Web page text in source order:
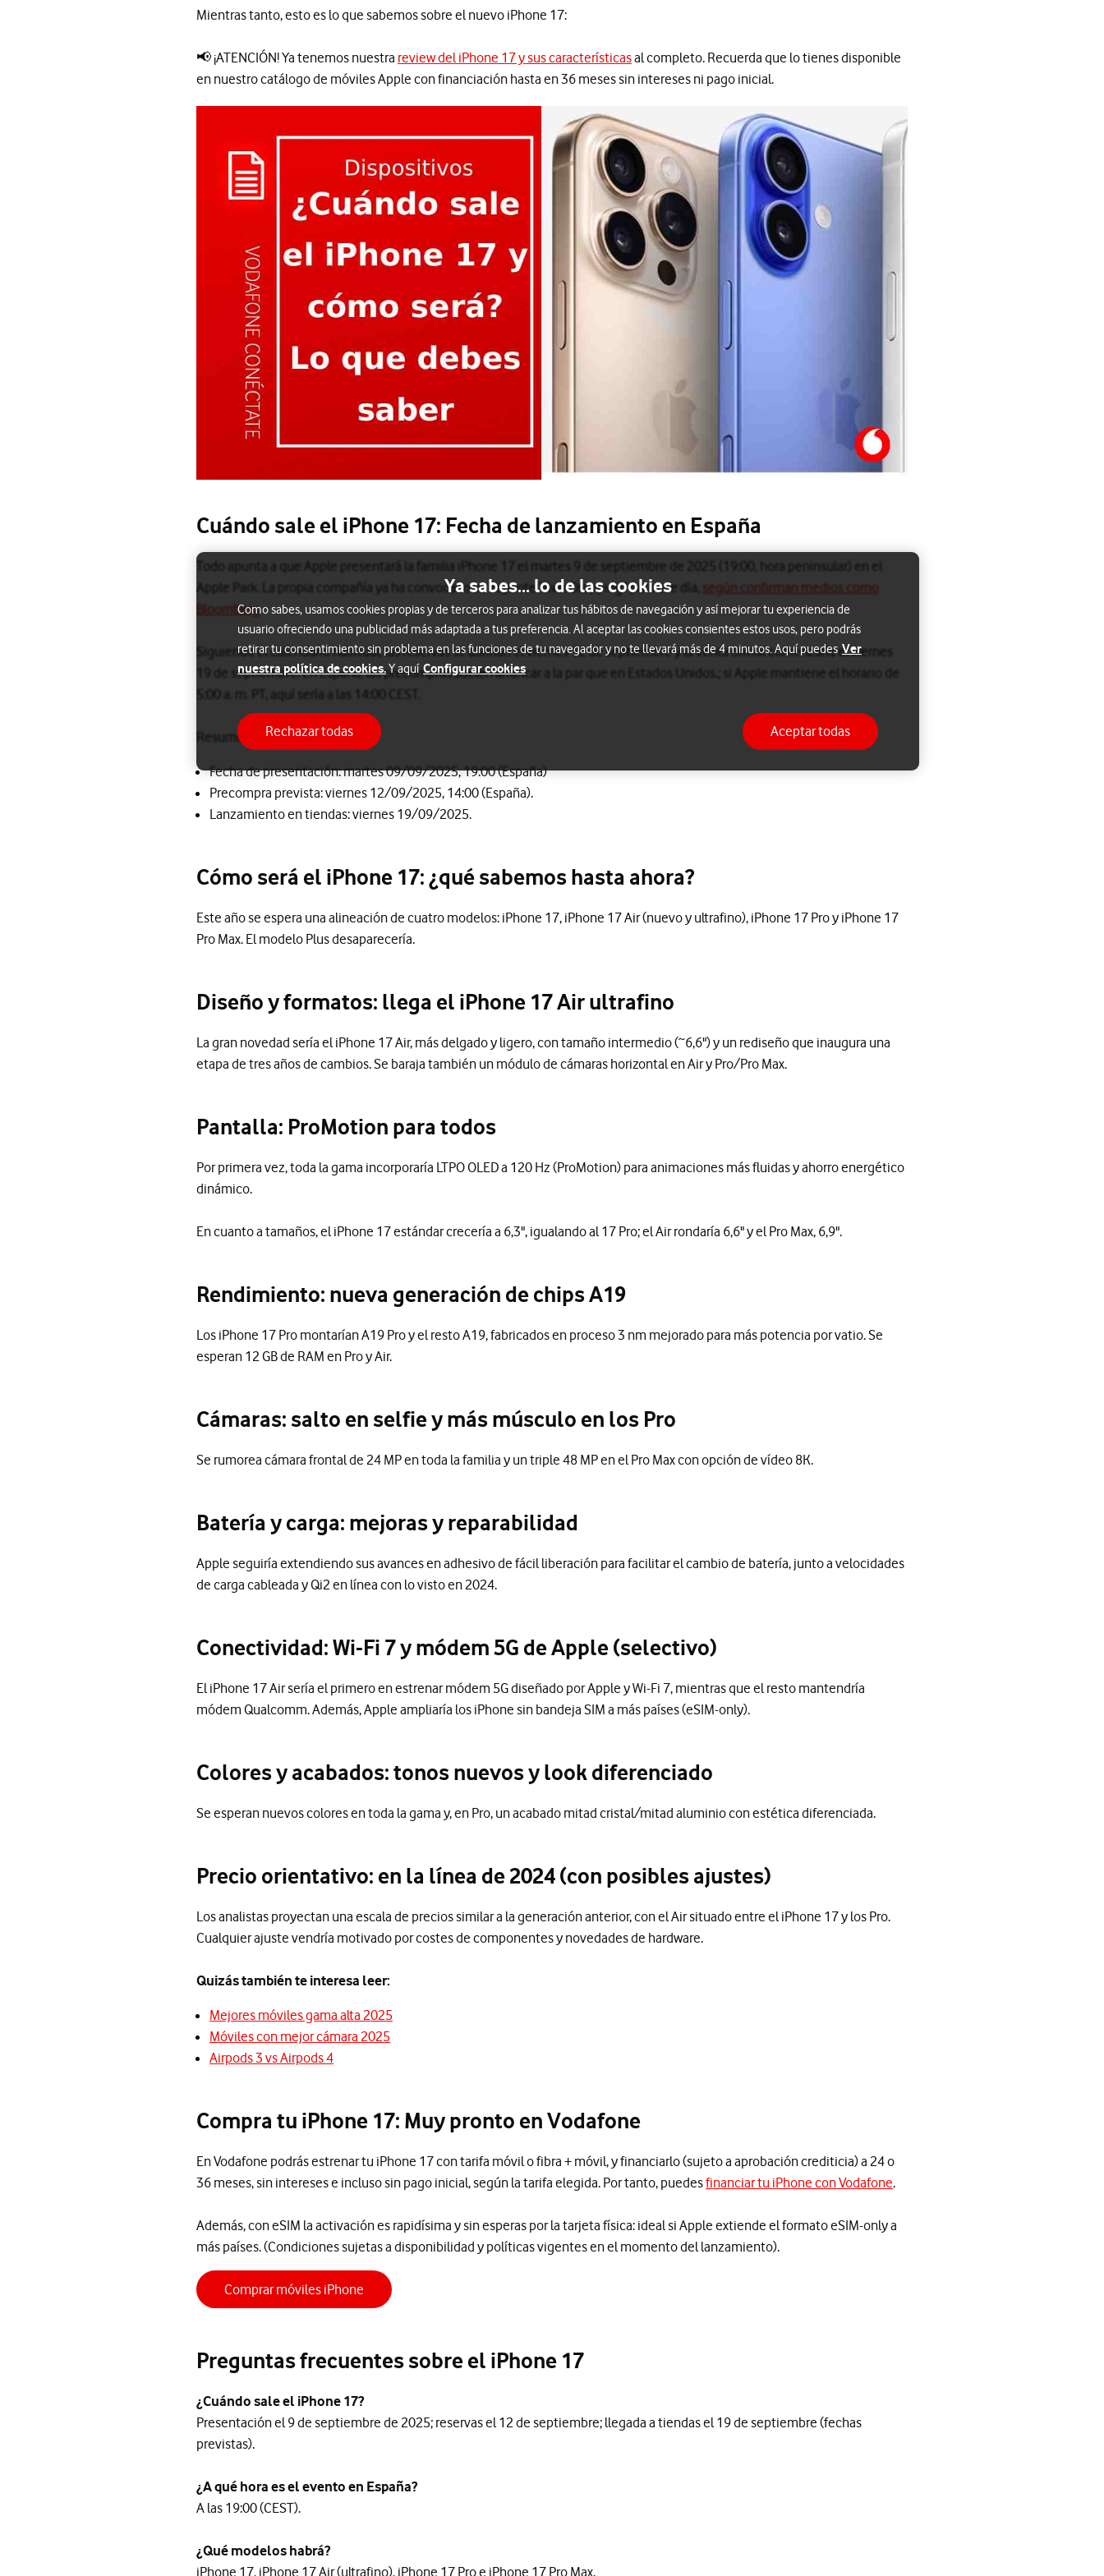
Mientras tanto, esto es lo que sabemos sobre el nuevo iPhone 17:
📢 ¡ATENCIÓN! Ya tenemos nuestra review del iPhone 17 y sus característicasal completo. Recuerda que lo tienes disponible
en nuestro catálogo de móviles Apple con financiación hasta en 36 meses sin intereses ni pago inicial.
Cuándo sale el iPhone 17: Fecha de lanzamiento en España
Todo apunta a que Apple presentará la familia iPhone 17 el martes 9 de septiembre de 2025 (19:00, hora peninsular) en el
Apple Park. La propia compañía ya ha convocado su keynote “Awe Dropping” para ese día, según confirman medios como
Bloomberg.
Siguiendo el calendario habitual, las reservas se abrirían el viernes 12 de septiembre y la venta oficial comenzaría el viernes
19 de septiembre. En España, las precompras suelen arrancar a la par que en Estados Unidos.; si Apple mantiene el horario de
5:00 a. m. PT, aquí sería a las 14:00 CEST.
Resumen rápido:
Fecha de presentación: martes 09/09/2025, 19:00 (España)
Precompra prevista: viernes 12/09/2025, 14:00 (España).
Lanzamiento en tiendas: viernes 19/09/2025.
Cómo será el iPhone 17: ¿qué sabemos hasta ahora?
Este año se espera una alineación de cuatro modelos: iPhone 17, iPhone 17 Air (nuevo y ultrafino), iPhone 17 Pro y iPhone 17
Pro Max. El modelo Plus desaparecería.
Diseño y formatos: llega el iPhone 17 Air ultrafino
La gran novedad sería el iPhone 17 Air, más delgado y ligero, con tamaño intermedio (~6,6") y un rediseño que inaugura una
etapa de tres años de cambios. Se baraja también un módulo de cámaras horizontal en Air y Pro/Pro Max.
Pantalla: ProMotion para todos
Por primera vez, toda la gama incorporaría LTPO OLED a 120 Hz (ProMotion) para animaciones más fluidas y ahorro energético
dinámico.
En cuanto a tamaños, el iPhone 17 estándar crecería a 6,3", igualando al 17 Pro; el Air rondaría 6,6" y el Pro Max, 6,9".
Rendimiento: nueva generación de chips A19
Los iPhone 17 Pro montarían A19 Pro y el resto A19, fabricados en proceso 3 nm mejorado para más potencia por vatio. Se
esperan 12 GB de RAM en Pro y Air.
Cámaras: salto en selfie y más músculo en los Pro
Se rumorea cámara frontal de 24 MP en toda la familia y un triple 48 MP en el Pro Max con opción de vídeo 8K.
Batería y carga: mejoras y reparabilidad
Apple seguiría extendiendo sus avances en adhesivo de fácil liberación para facilitar el cambio de batería, junto a velocidades
de carga cableada y Qi2 en línea con lo visto en 2024.
Conectividad: Wi-Fi 7 y módem 5G de Apple (selectivo)
El iPhone 17 Air sería el primero en estrenar módem 5G diseñado por Apple y Wi-Fi 7, mientras que el resto mantendría
módem Qualcomm. Además, Apple ampliaría los iPhone sin bandeja SIM a más países (eSIM-only).
Colores y acabados: tonos nuevos y look diferenciado
Se esperan nuevos colores en toda la gama y, en Pro, un acabado mitad cristal/mitad aluminio con estética diferenciada.
Precio orientativo: en la línea de 2024 (con posibles ajustes)
Los analistas proyectan una escala de precios similar a la generación anterior, con el Air situado entre el iPhone 17 y los Pro.
Cualquier ajuste vendría motivado por costes de componentes y novedades de hardware.
Quizás también te interesa leer:
Mejores móviles gama alta 2025
Móviles con mejor cámara 2025
Airpods 3 vs Airpods 4
Compra tu iPhone 17: Muy pronto en Vodafone
En Vodafone podrás estrenar tu iPhone 17 con tarifa móvil o fibra + móvil, y financiarlo (sujeto a aprobación crediticia) a 24 o
36 meses, sin intereses e incluso sin pago inicial, según la tarifa elegida. Por tanto, puedesfinanciar tu iPhone con Vodafone.
Además, con eSIM la activación es rapidísima y sin esperas por la tarjeta física: ideal si Apple extiende el formato eSIM-only a
más países. (Condiciones sujetas a disponibilidad y políticas vigentes en el momento del lanzamiento).
Comprar móviles iPhone
Preguntas frecuentes sobre el iPhone 17
¿Cuándo sale el iPhone 17?
Presentación el 9 de septiembre de 2025; reservas el 12 de septiembre; llegada a tiendas el 19 de septiembre (fechas
previstas).
¿A qué hora es el evento en España?
A las 19:00 (CEST).
¿Qué modelos habrá?
iPhone 17, iPhone 17 Air (ultrafino), iPhone 17 Pro e iPhone 17 Pro Max.
Ya sabes... lo de las cookies
Como sabes, usamos cookies propias y de terceros para analizar tus hábitos de navegación y así mejorar tu experiencia de
usuario ofreciendo una publicidad más adaptada a tus preferencia. Al aceptar las cookies consientes estos usos, pero podrás
retirar tu consentimiento sin problema en las funciones de tu navegador y no te llevará más de 4 minutos. Aquí puedesVer
nuestra política de cookies.Y aquí Configurar cookies
Rechazar todas Aceptar todas